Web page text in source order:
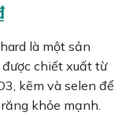
Giá
tại
là:
275,000₫.
là một sản
chiết xuất từ
kẽm và selen để
khỏe mạnh.